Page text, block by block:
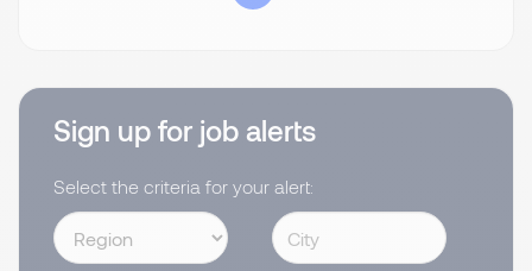
Sign up for job alerts
Select the criteria for your alert: